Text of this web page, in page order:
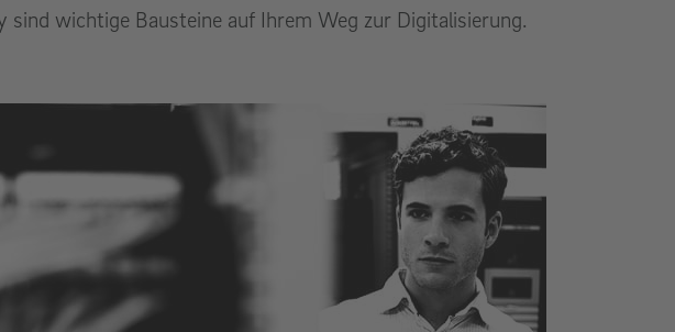
wichtige Bausteine auf Ihrem Weg zur Digitalisierung.